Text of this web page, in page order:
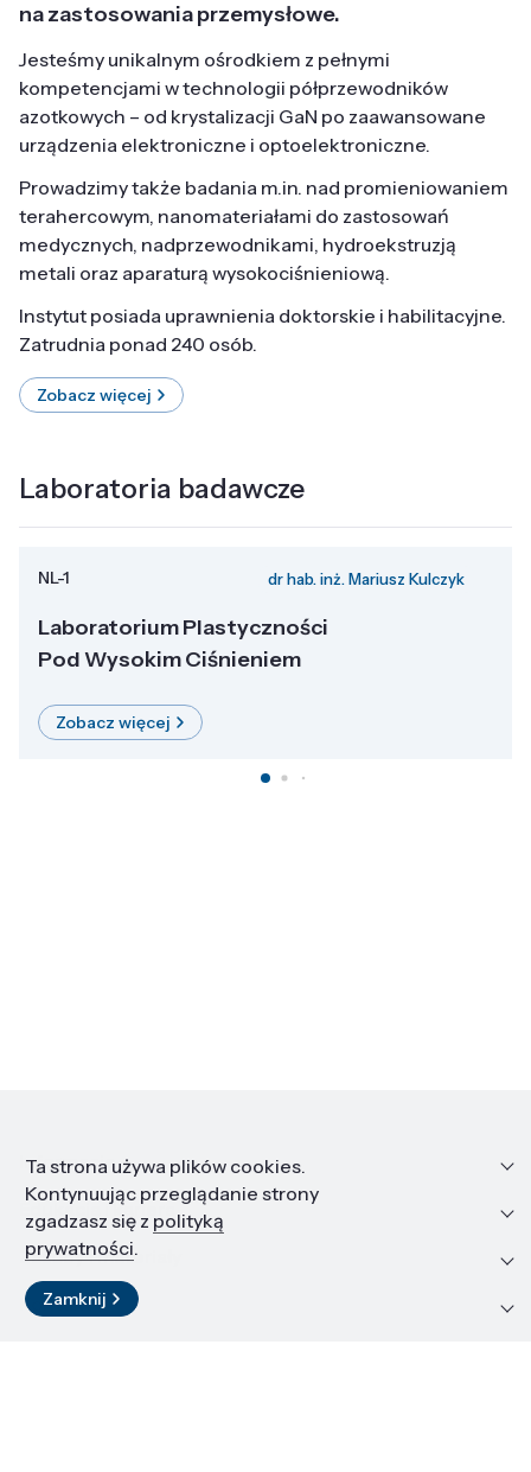
na zastosowania przemysłowe.
Jesteśmy unikalnym ośrodkiem z pełnymi
kompetencjami w technologii półprzewodników
azotkowych – od krystalizacji GaN po zaawansowane
urządzenia elektroniczne i optoelektroniczne.
Prowadzimy także badania m.in. nad promieniowaniem
terahercowym, nanomateriałami do zastosowań
medycznych, nadprzewodnikami, hydroekstruzją
metali oraz aparaturą wysokociśnieniową.
Instytut posiada uprawnienia doktorskie i habilitacyjne.
Zatrudnia ponad 240 osób.
Zobacz więcej
Laboratoria badawcze
NL-1 dr hab. inż. Mariusz Kulczyk
Laboratorium Plastyczności
Pod Wysokim Ciśnieniem
Zobacz więcej
Informacje
Edukacja i kariera
Zasoby i materiały
Kontakt
Ta strona używa plików cookies.
Kontynuując przeglądanie strony
zgadzasz się z polityką
prywatności.
Zamknij